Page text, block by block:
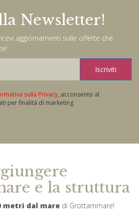
Newsletter!
aggiornamenti sulle offerte che
Iscriviti
sulla Privacy, acconsento al
per finalità di marketing
e la struttura
metri dal mare di Grottammare!